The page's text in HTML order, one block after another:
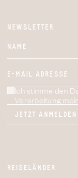
NEWSLETTER
NAME
E-MAIL ADRESSE
Ich stimme den
Verarbeitung
JETZT ANMELDEN
JETZT ANMELDEN
REISELÄNDER